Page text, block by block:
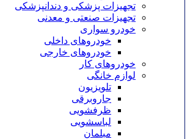
تجهیزات پزشکی و دندانپزشکی
تجهیزات صنعتی و معدنی
خودرو سواری
خودروهای داخلی
خودروهای خارجی
خودروهای کار
لوازم خانگی
تلویزیون
جاروبرقی
ظرفشویی
لباسشویی
مبلمان